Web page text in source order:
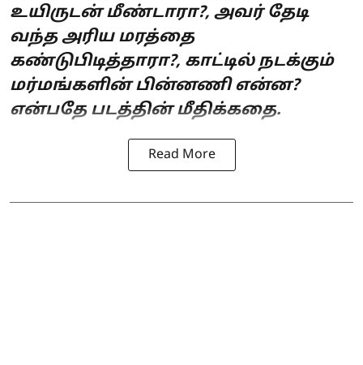
உயிருடன் மீண்டாரா?, அவர் தேடி
வந்த அரிய மரத்தை
கண்டுபிடித்தாரா?, காட்டில் நடக்கும்
மர்மங்களின் பின்னணி என்ன?
என்பதே படத்தின் மீதிக்கதை.
Read More